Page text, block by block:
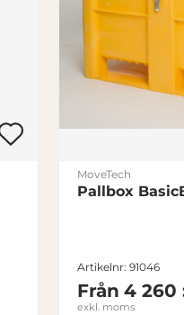
MoveTech
Pallbox
Artikelnr: 91046
Från 4 260
exkl. moms